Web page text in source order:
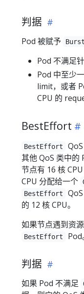
判据
Pod 被赋予
Pod 不满足
Pod 中至少
limit，或者
CPU 的
BestEffort
BestEffort
其他 QoS 类中的
节点有 16 核
CPU 分配给一个
BestEffort
的 12 核 CPU。
如果节点遇到资
BestEffort Pod
判据
如果 Pod 不满足